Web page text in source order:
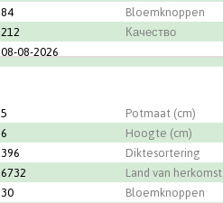
84 Bloemknoppen
212 Качество
08-08-2026
RuBa Baers GmbH
5 Potmaat (cm)
6 Hoogte (cm)
396 Diktesortering
6732 Land van herkomst
30 Bloemknoppen